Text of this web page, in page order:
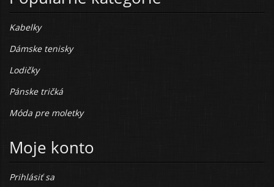
Kabelky
Dámske tenisky
Lodičky
Pánske tričká
Móda pre moletky
Moje konto
Prihlásiť sa